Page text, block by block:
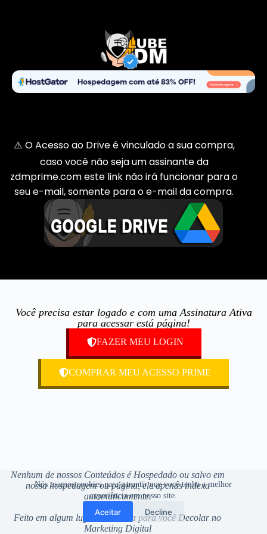
Nós usamos cookies para garantir que você tenha a melhor
experiência em nosso site.
Aceitar Decline
⚠️ O Acesso ao Drive é vinculado a sua compra,
caso você não seja um assinante da
zdmprime.com este link não irá funcionar para o
seu e-mail, somente para o e-mail da compra.
Você precisa estar logado e com uma Assinatura Ativa
para acessar está página!
FAZER MEU LOGIN
COMPRAR MEU ACESSO PRIME
Nenhum de nossos Conteúdos é Hospedado ou salvo em
nossa hospedagem ou página, ele apenas indexa
automaticamente.
Feito em algum lugar deLisboa para você Decolar no
Marketing Digital